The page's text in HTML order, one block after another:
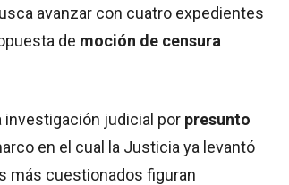
avanzar con cuatro expedientes
de moción de censura
investigación judicial por presunto
en el cual la Justicia ya levantó
más cuestionados figuran